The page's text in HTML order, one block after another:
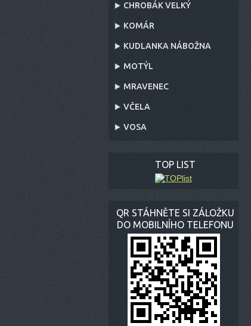
CHROBÁK VELKÝ
KOMÁR
KUDLANKA NÁBOŽNA
MOTÝL
MRAVENEC
VČELA
VOSA
TOP LIST
QR STÁHNĚTE SI ZÁLOŽKU
DO MOBILNÍHO TELEFONU